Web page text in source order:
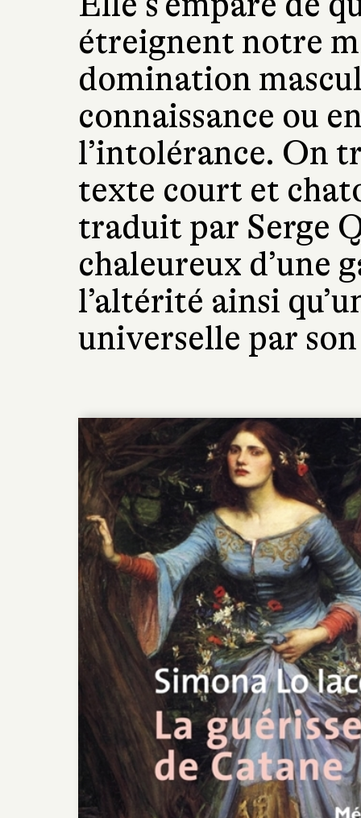
étreignent notre
domination
connaissance ou
l’intolérance. On
texte court et
traduit par Serge
chaleureux d’une
l’altérité ainsi
universelle par